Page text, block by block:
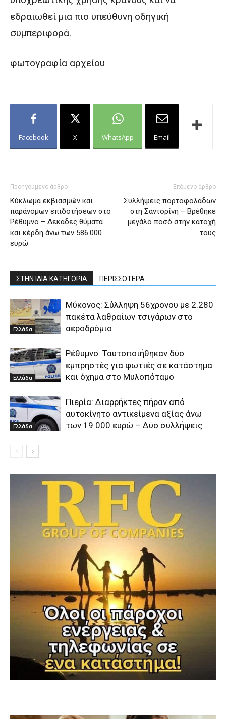
εδραιωθεί μια πιο υπεύθυνη οδηγική
συμπεριφορά.
φωτογραφία αρχείου
Facebook X WhatsApp Email
Προηγούμενο άρθρο
Κύκλωμα εκβιασμών και
παράνομων επιδοτήσεων στο
Ρέθυμνο – Δεκάδες θύματα
και κέρδη άνω των 586.000
ευρώ
Επόμενο άρθρο
Συλλήψεις πορτοφολάδων
στη Σαντορίνη – Βρέθηκε
μεγάλο ποσό στην κατοχή
τους
ΣΤΗΝ ΙΔΙΑ ΚΑΤΗΓΟΡΙΑ ΠΕΡΙΣΣΟΤΕΡΑ...
Ελλάδα
Μύκονος: Σύλληψη 56χρονου με 2.280
πακέτα λαθραίων τσιγάρων στο
αεροδρόμιο
Ελλάδα
Ρέθυμνο: Ταυτοποιήθηκαν δύο
εμπρηστές για φωτιές σε κατάστημα
και όχημα στο Μυλοπόταμο
Ελλάδα
Πιερία: Διαρρήκτες πήραν από
αυτοκίνητο αντικείμενα αξίας άνω
των 19.000 ευρώ – Δύο συλλήψεις